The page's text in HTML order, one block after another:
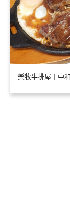
樂牧牛排屋｜中